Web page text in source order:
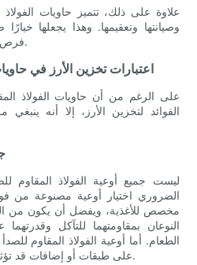
علاوة على ذلك، تتميز حاويات الفولاذ
وصيانتها وتعقيمها. وهذا يجعلها
فرص نمو البكتيريا أو التلوث المتبادل.
اعتبارات تخزين الأرز في
على الرغم من أن حاويات الفولاذ
الفوائد لتخزين الأرز، إلا أنه
ليست جميع أوعية الفولاذ المقاوم
الضروري اختيار أوعية مصنوعة من
النوعان بمقاومتهما للتآكل
الطعام. أما أوعية الفولاذ المقاوم
على طبقات أو إضافات قد تؤثر سلبًا على جودة الأرز أو تلوثه.